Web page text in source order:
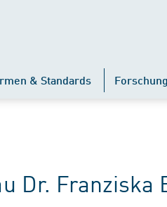
& Standards
Dr. Franziska